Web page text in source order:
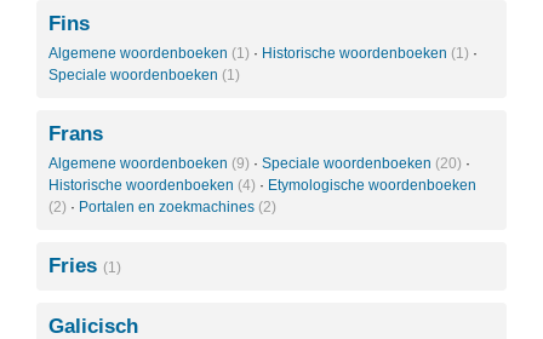
Fins
Algemene woordenboeken (1) · Historische woordenboeken (1) ·
Speciale woordenboeken (1)
Frans
Algemene woordenboeken (9) · Speciale woordenboeken (20) ·
Historische woordenboeken (4) · Etymologische woordenboeken
(2) · Portalen en zoekmachines (2)
Fries (1)
Galicisch